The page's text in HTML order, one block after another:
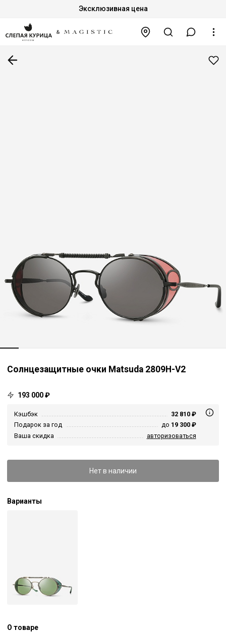
Эксклюзивная цена
Солнцезащитные очки Matsuda 2809H-V2
193 000 ₽
Кэшбэк
32 810 ₽
Подарок за год
до 19 300 ₽
Ваша скидка
авторизоваться
Нет в наличии
Варианты
О товаре